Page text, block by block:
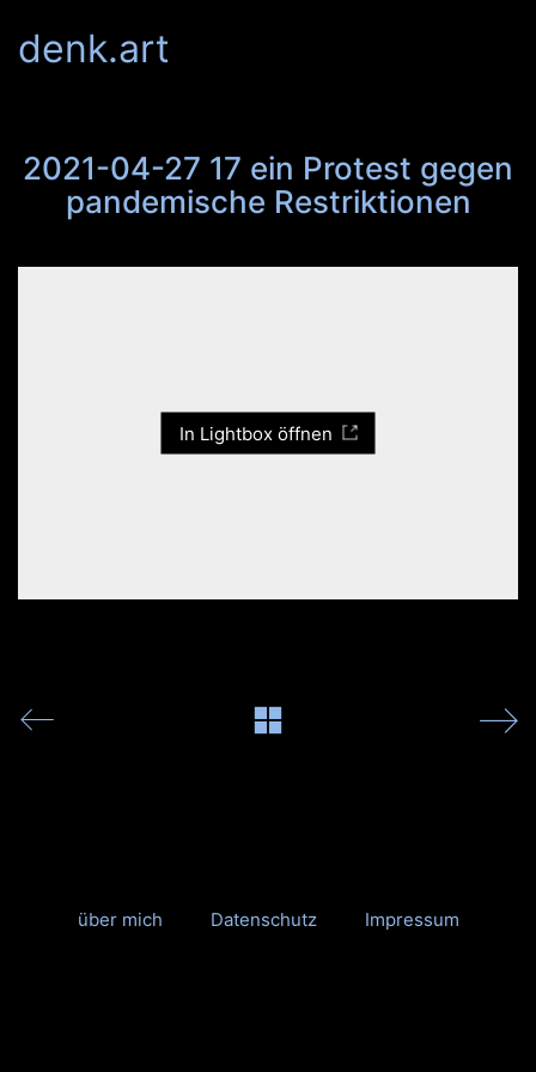
denk.art
2021-04-27 17 ein Protest gegen
pandemische Restriktionen
In Lightbox öffnen
über mich Datenschutz Impressum